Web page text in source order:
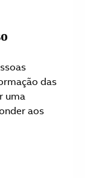
das
uma
aos